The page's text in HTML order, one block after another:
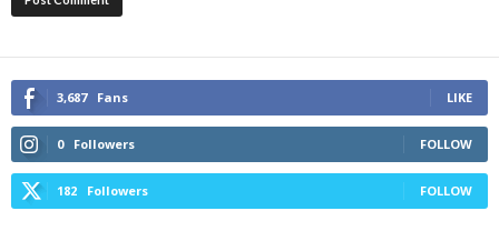
3,687 Fans LIKE
0 Followers FOLLOW
182 Followers FOLLOW